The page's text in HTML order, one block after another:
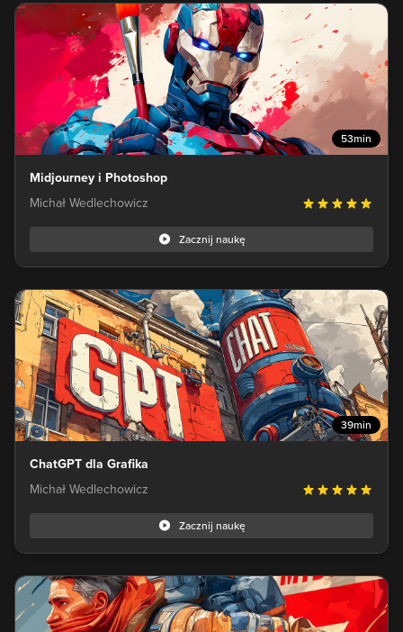
53min
Midjourney i Photoshop
Michał Wedlechowicz
Zacznij naukę
39min
ChatGPT dla Grafika
Michał Wedlechowicz
Zacznij naukę